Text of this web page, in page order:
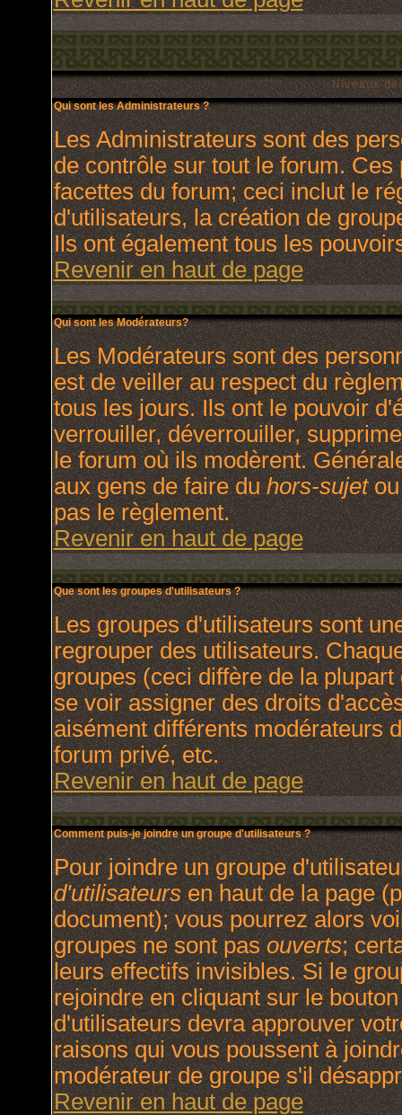
Niveaux
Qui sont les Administrateurs ?
Les Administrateurs sont des
de contrôle sur tout le forum.
facettes du forum; ceci inclut le
d'utilisateurs, la création de
Ils ont également tous les
Revenir en haut de page
Qui sont les Modérateurs?
Les Modérateurs sont des
est de veiller au respect du
tous les jours. Ils ont le pouvoir
verrouiller, déverrouiller,
le forum où ils modèrent.
aux gens de faire duhors-sujetou
pas le règlement.
Revenir en haut de page
Que sont les groupes d'utilisateurs ?
Les groupes d'utilisateurs sont
regrouper des utilisateurs.
groupes (ceci diffère de la
se voir assigner des droits
aisément différents modérateurs
forum privé, etc.
Revenir en haut de page
Comment puis-je joindre un groupe d'utilisateurs ?
Pour joindre un groupe
d'utilisateursen haut de la page
document); vous pourrez alors
groupes ne sont pasouverts;
leurs effectifs invisibles. Si le
rejoindre en cliquant sur le
d'utilisateurs devra approuver
raisons qui vous poussent à
modérateur de groupe s'il
Revenir en haut de page